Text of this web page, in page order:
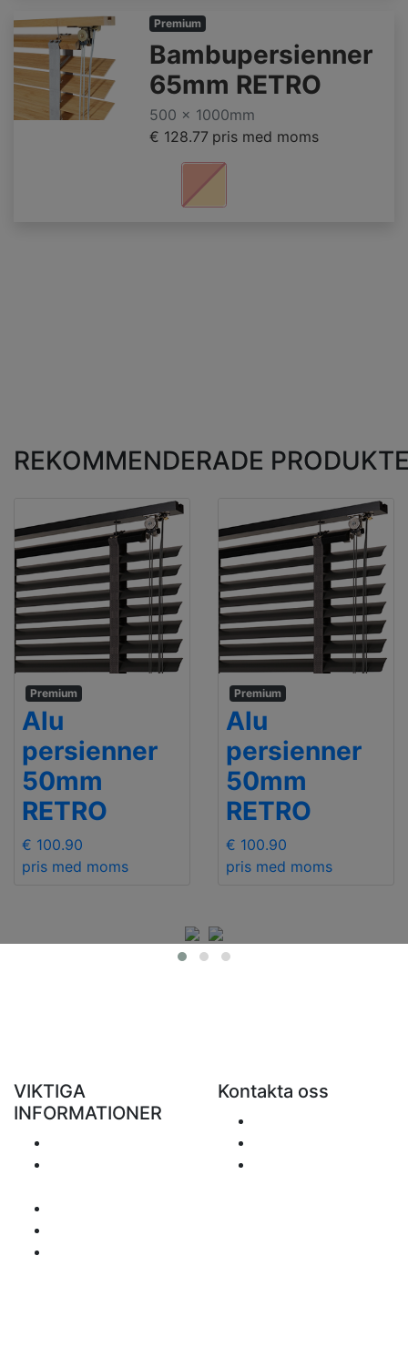
Premium
Bambupersienner
65mm RETRO
500 x 1000mm
€ 128.77 pris med moms
REKOMMENDERADE
Premium
Alu
persienner
50mm
RETRO
€ 100.90
pris med moms
Premium
Alu
persienner
50mm
RETRO
€ 100.90
pris med moms
VIKTIGA
INFORMATIONER
Kontakta oss